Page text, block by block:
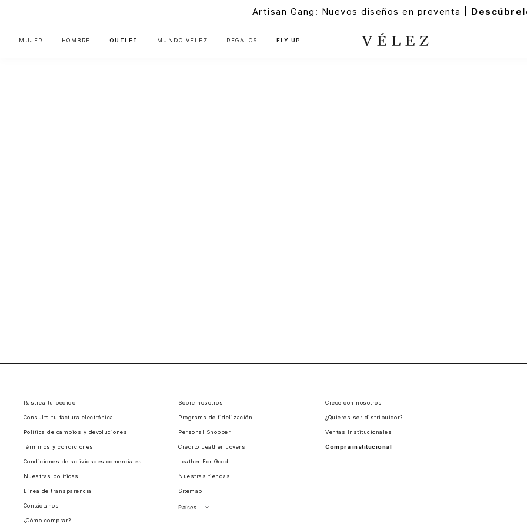
Artisan Gang: Nuevos diseños en preventa |
MUJER HOMBRE OUTLET MUNDO VÉLEZ REGALOS FLY UP
Rastrea tu pedido
Consulta tu factura electrónica
Política de cambios y devoluciones
Términos y condiciones
Condiciones de actividades comerciales
Nuestras políticas
Línea de transparencia
Contáctanos
¿Cómo comprar?
Sobre nosotros
Programa de fidelización
Personal Shopper
Crédito Leather Lovers
Leather For Good
Nuestras tiendas
Sitemap
Países
Crece con nosotros
¿Quieres ser distribuidor?
Ventas Institucionales
Compra institucional